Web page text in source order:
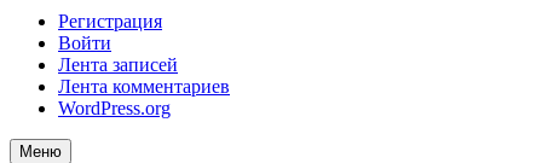
Регистрация
Войти
Лента записей
Лента комментариев
WordPress.org
Меню